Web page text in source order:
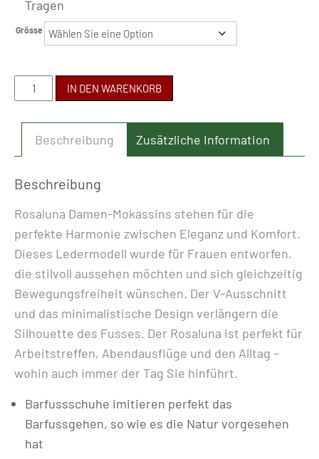
Tragen
Grösse
LENKA
ROSALUNA
ALL
BLACK
IN DEN WARENKORB
Beschreibung Zusätzliche Information
Beschreibung
Rosaluna Damen-Mokassins stehen für die
perfekte Harmonie zwischen Eleganz und Komfort.
Dieses Ledermodell wurde für Frauen entworfen,
die stilvoll aussehen möchten und sich gleichzeitig
Bewegungsfreiheit wünschen. Der V-Ausschnitt
und das minimalistische Design verlängern die
Silhouette des Fusses. Der Rosaluna ist perfekt für
Arbeitstreffen, Abendausflüge und den Alltag –
wohin auch immer der Tag Sie hinführt.
Barfussschuhe imitieren perfekt das
Barfussgehen, so wie es die Natur vorgesehen
hat